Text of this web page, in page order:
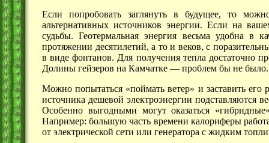
Если попробовать заглянуть в будущее, то
альтернативных источников энергии. Если на
судьбы. Геотермальная энергия весьма удобна в
протяжении десятилетий, а то и веков, с
в виде фонтанов. Для получения тепла достаточно
Долины гейзеров на Камчатке — проблем бы не
Можно попытаться «поймать ветер» и заставить его
источника дешевой электроэнергии подставляются
Особенно выгодными могут оказаться
Например: большую часть времени калориферы
от электрической сети или генератора с жидким